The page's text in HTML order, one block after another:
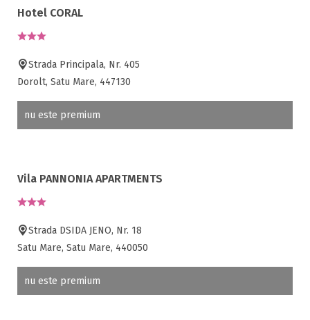
Hotel CORAL
Strada Principala, Nr. 405
Dorolt, Satu Mare, 447130
nu este premium
Vila PANNONIA APARTMENTS
Strada DSIDA JENO, Nr. 18
Satu Mare, Satu Mare, 440050
nu este premium